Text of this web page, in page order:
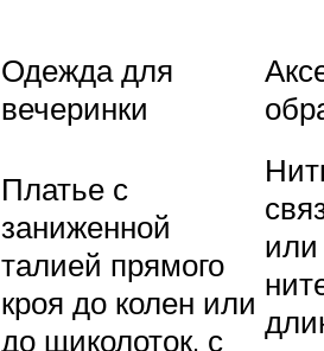
Одежда для
вечеринки
Платье с
заниженной
талией прямого
кроя до колен или
до щиколоток, с
или